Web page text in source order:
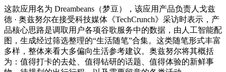
这款应用名为 Dreambeans（梦豆），该应用产品负责人戈兹
德 · 奥兹努尔在接受科技媒体《TechCrunch》采访时表示，产
品核心思路是调取用户各项谷歌服务中的数据，由人工智能配
图，生成经过筛选整理的“生活随笔”合集。这类随笔形式丰富
多样，整体来看大多偏向生活参考建议。奥兹努尔将其概括
为：值得打卡的去处、值得钻研的话题、值得体验的新鲜事